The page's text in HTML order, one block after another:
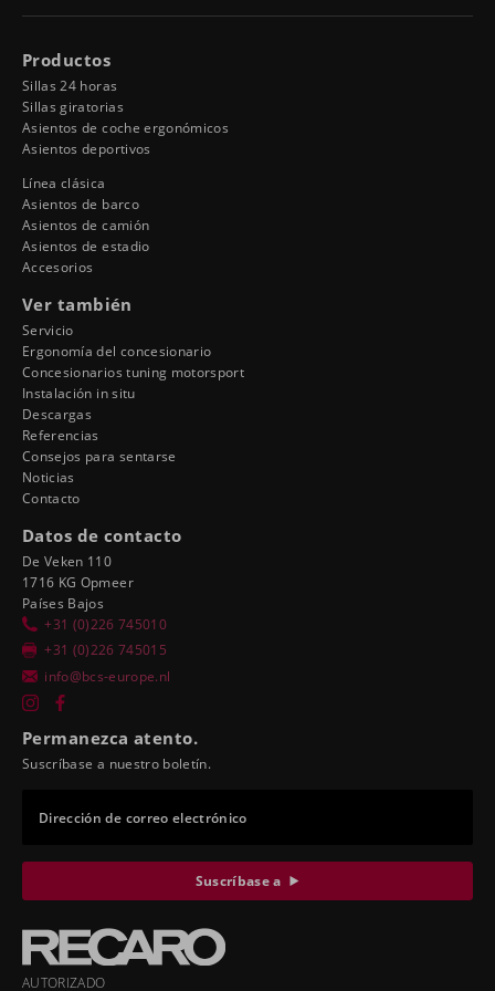
Productos
Sillas 24 horas
Sillas giratorias
Asientos de coche ergonómicos
Asientos deportivos
Línea clásica
Asientos de barco
Asientos de camión
Asientos de estadio
Accesorios
Ver también
Servicio
Ergonomía del concesionario
Concesionarios tuning motorsport
Instalación in situ
Descargas
Referencias
Consejos para sentarse
Noticias
Contacto
Datos de contacto
De Veken 110
1716 KG Opmeer
Países Bajos
+31 (0)226 745010
+31 (0)226 745015
info@bcs-europe.nl
Permanezca atento.
Suscríbase a nuestro boletín.
Dirección de correo electrónico
Suscríbase a
AUTORIZADO